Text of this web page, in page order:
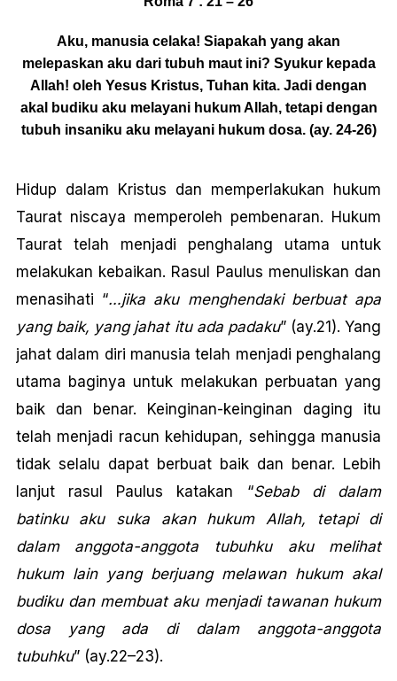
Aku, manusia celaka! Siapakah yang akan
melepaskan aku dari tubuh maut ini? Syukur kepada
Allah! oleh Yesus Kristus, Tuhan kita. Jadi dengan
akal budiku aku melayani hukum Allah, tetapi dengan
tubuh insaniku aku melayani hukum dosa. (ay. 24-26)
Hidup dalam Kristus dan memperlakukan hukum
Taurat niscaya memperoleh pembenaran. Hukum
Taurat telah menjadi penghalang utama untuk
melakukan kebaikan. Rasul Paulus menuliskan dan
menasihati “…jika aku menghendaki berbuat apa
yang baik, yang jahat itu ada padaku” (ay.21). Yang
jahat dalam diri manusia telah menjadi penghalang
utama baginya untuk melakukan perbuatan yang
baik dan benar. Keinginan-keinginan daging itu
telah menjadi racun kehidupan, sehingga manusia
tidak selalu dapat berbuat baik dan benar. Lebih
lanjut rasul Paulus katakan “Sebab di dalam
batinku aku suka akan hukum Allah, tetapi di
dalam anggota-anggota tubuhku aku melihat
hukum lain yang berjuang melawan hukum akal
budiku dan membuat aku menjadi tawanan hukum
dosa yang ada di dalam anggota-anggota
tubuhku” (ay.22–23).